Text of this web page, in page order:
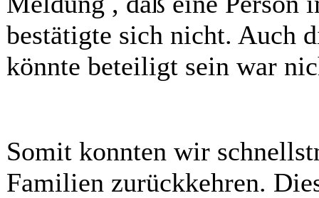
bestätigte sich nicht. Auch
könnte beteiligt sein war
Somit konnten wir
Familien zurückkehren.